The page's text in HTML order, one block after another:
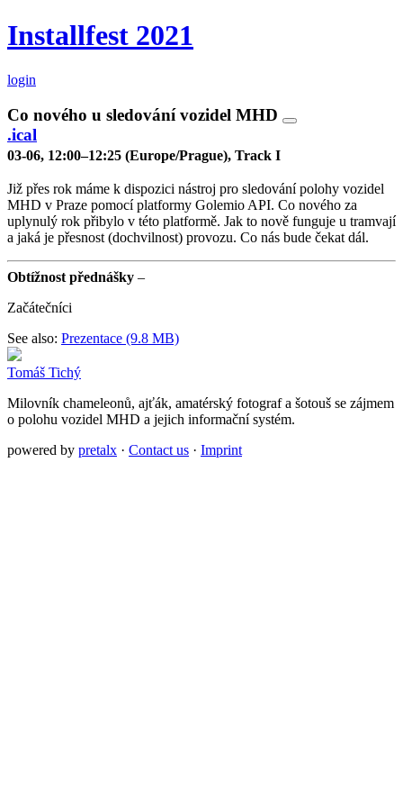
Installfest 2021
login
Co nového u sledování vozidel MHD
.ical
03-06, 12:00–12:25 (Europe/Prague), Track I
Již přes rok máme k dispozici nástroj pro sledování polohy vozidel
MHD v Praze pomocí platformy Golemio API. Co nového za
uplynulý rok přibylo v této platformě. Jak to nově funguje u tramvají
a jaká je přesnost (dochvilnost) provozu. Co nás bude čekat dál.
Obtížnost přednášky –
Začátečníci
See also: Prezentace (9.8 MB)
Tomáš Tichý
Milovník chameleonů, ajťák, amatérský fotograf a šotouš se zájmem
o polohu vozidel MHD a jejich informační systém.
powered by pretalx · Contact us · Imprint